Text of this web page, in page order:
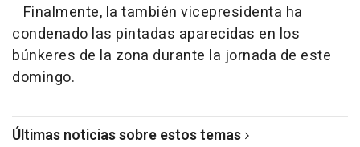
Finalmente, la también vicepresidenta ha
condenado las pintadas aparecidas en los
búnkeres de la zona durante la jornada de este
domingo.
Últimas noticias sobre estos temas